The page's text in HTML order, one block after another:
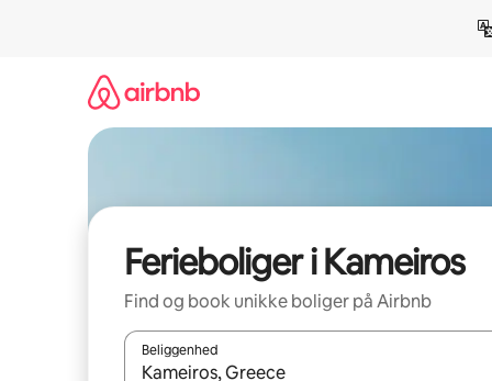
Ferieboliger i Kameiros
Find og book unikke boliger på Airbnb
Beliggenhed
Når resultaterne er tilgængelige, skal du